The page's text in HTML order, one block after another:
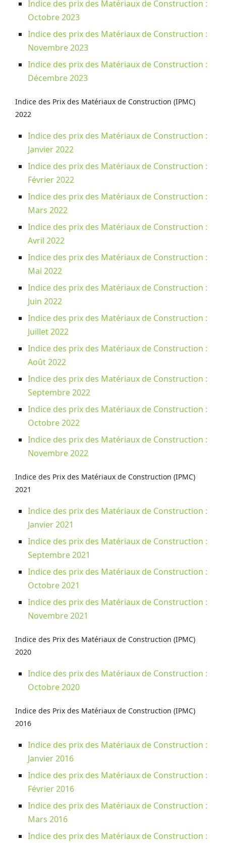
Indice des prix des Matériaux de Construction :
Octobre 2023
Indice des prix des Matériaux de Construction :
Novembre 2023
Indice des prix des Matériaux de Construction :
Décembre 2023
Indice des Prix des Matériaux de Construction (IPMC)
2022
Indice des prix des Matériaux de Construction :
Janvier 2022
Indice des prix des Matériaux de Construction :
Février 2022
Indice des prix des Matériaux de Construction :
Mars 2022
Indice des prix des Matériaux de Construction :
Avril 2022
Indice des prix des Matériaux de Construction :
Mai 2022
Indice des prix des Matériaux de Construction :
Juin 2022
Indice des prix des Matériaux de Construction :
Juillet 2022
Indice des prix des Matériaux de Construction :
Août 2022
Indice des prix des Matériaux de Construction :
Septembre 2022
Indice des prix des Matériaux de Construction :
Octobre 2022
Indice des prix des Matériaux de Construction :
Novembre 2022
Indice des Prix des Matériaux de Construction (IPMC)
2021
Indice des prix des Matériaux de Construction :
Janvier 2021
Indice des prix des Matériaux de Construction :
Septembre 2021
Indice des prix des Matériaux de Construction :
Octobre 2021
Indice des prix des Matériaux de Construction :
Novembre 2021
Indice des Prix des Matériaux de Construction (IPMC)
2020
Indice des prix des Matériaux de Construction :
Octobre 2020
Indice des Prix des Matériaux de Construction (IPMC)
2016
Indice des prix des Matériaux de Construction :
Janvier 2016
Indice des prix des Matériaux de Construction :
Février 2016
Indice des prix des Matériaux de Construction :
Mars 2016
Indice des prix des Matériaux de Construction :